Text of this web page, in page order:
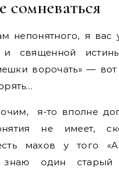
сомневаться
непонятного, я вас
и священной
ворочать» —
я-то вполне
не имеет,
махов у того
один старый